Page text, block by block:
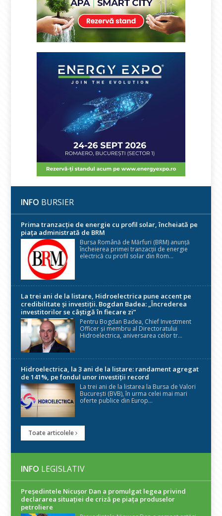
INFO BURSIER
Prima tranzacție de energie cu profil solar, încheiată pe
piața administrată de BRM
Bursa Română de Mărfuri (BRM) anunță
încheierea primei tranzacții de energie
electrică cu profil solar din Rom...
La trei ani de la listare, Hidroelectrica pune accent pe
credibilitate și investiții. Bogdan Badea: „Încrederea
investitorilor se câștigă în fiecare zi”
Pentru Bogdan Badea, Chief Investment
Officer și membru al Directoratului
Hidroelectrica, aniversarea celor tr...
Hidroelectrica, la 3 ani de la listare: randament agregat
de 141%, pe fondul unor investiții record
La trei ani de la listarea la Bursa de Valori
București (BVB), în urma celei mai mari
oferte publice din Europ...
Toate articolele
INFO LEGISLATIV
Președintele Nicuşor Dan a promulgat legea privind
declararea situaţiei de criză pe piaţa produselor
petroliere